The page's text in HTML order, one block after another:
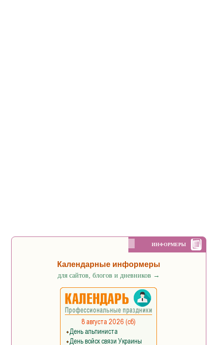
ИНФОРМЕРЫ
Календарные информеры
для сайтов, блогов и дневников →